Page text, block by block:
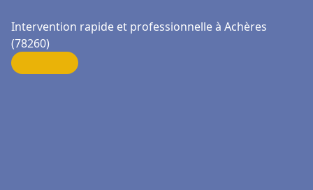
Intervention rapide et professionnelle à Achères
(78260)